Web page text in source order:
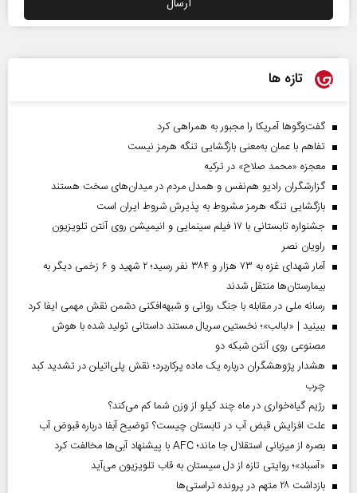
تازه ها
گفت‌وگوها آمریکا را مجبور به همراهی کرد
تفاهم با عمان به‌معنی بازگشایی تنگه هرمز نیست
معجزه «محمد صلاح» در ترکیه
گزارشگران رادیو هم‌نفس و همدل مردم در میدان‌های سخت هستند
بازگشایی تنگه هرمز مشروط به پذیرش شروط ایران است
جشنواره تابستانی با ۱۷ فیلم سینمایی و انیمیشن روی آنتن تلویزیون
راویان نصر
آمار شهدای غزه به ۷۳ هزار و ۳۸۴ نفر رسید؛ ۲ شهید و ۶ زخمی دیگر به
بیمارستان‌ها منتقل شدند
رسانه ملی در مقابله با جنگ روانی و شبهه‌افکنی دشمن نقش مهمی ایفا کرد
ببینید | «لبالب»؛ نخستین سریال مستند داستانی تولید شده با هوش
مصنوعی روی آنتن شبکه دو
هشدار پژوهشگران درباره یک ماده پرکاربرد؛ نقش پلی‌اتیلن در تشدید کبد
چرب
رژیم گیاه‌خواری در ماه چند کیلو از وزن شما کم می‌کند؟
علت افزایش قبض آب در تابستان چیست؟ توضیح آبفا درباره قبوض آب
بصره از میزبانی استقلال جا ماند؛ AFC با پیشنهاد آبی‌ها مخالفت کرد
«آسباد»؛ روایتی تازه از دل سیستان به قاب تلویزیون می‌آید
بازداشت ۲۸ متهم در پرونده تراستی‌ها